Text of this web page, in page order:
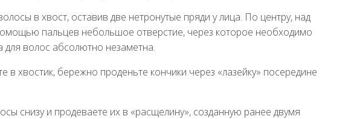
в хвост, оставив две нетронутые пряди у лица. По центру, над
пальцев небольшое отверстие, через которое необходимо
для волос абсолютно незаметна.
в хвостик, бережно проденьте кончики через «лазейку» посередине
снизу и продеваете их в «расщелину», созданную ранее двумя